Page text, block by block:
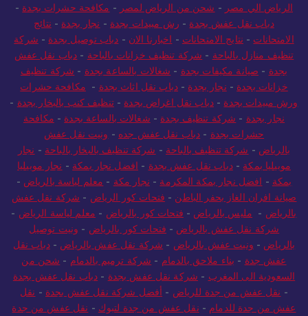
الرياض الي مصر - شحن من الرياض لمصر - مكافحة حشرات بجدة -
دباب نقل عفش بجدة - رش مبيدات بجدة - نجار بجدة - نتائج
الامتحانات - نتايج الامتحانات - اخبارنا الان - دباب توصيل بجدة - شركة
تنظيف منازل بالباحة - شركة تنظيف خزانات بالباحة - دباب نقل عفش
بجدة - صيانة مكيفات بجدة - شغالات بالساعة بجدة - شركة تنظيف
خزانات بجدة - نجار بجدة - دباب نقل اثاث بجدة - مكافحة حشرات
ورش مبيدات بجدة -دباب نقل اغراض بجدة -تنظيف كنب بالبخار بجدة -
نجار بجدة - شركة تنظيف بجدة - شغالات بالساعة بجدة - مكافحة
حشرات بجدة - دباب نقل عفش جده - ونيت نقل عفش
بالرياض - شركة تنظيف بالباحة - شركة تنظيف بالبخار بالباحة - نجار
موبيليا بمكة -دباب نقل عفش بجدة - افضل نجار بمكة - نجار موبيليا
بمكة - افضل نجار بمكة المكرمة - نجار مكة - معلم لياسة بالرياض -
صيانة افران الغاز بحفر الباطن - فتحات كور الرياض - شركة نقل عفش
بالرياض - مليس بالرياض - فتحات كور بالرياض - معلم لياسة الرياض -
شركة نقل عفش بالرياض - فتحات كور بالرياض - ونيت توصيل
بالرياض - ونيت عفش بالرياض - شركة نقل عفش بالرياض -دباب نقل
عفش جدة - بناء ملاحق بالدمام - شركة ترميم بالدمام - شحن من
السعودية الى المغرب - شركة نقل عفش بجدة - دباب نقل عفش بجدة
- نقل عفش من جدة للرياض - أفضل شركة نقل عفش بجدة - نقل
عفش من جدة للدمام - نقل عفش من جدة لتبوك - نقل عفش من جدة